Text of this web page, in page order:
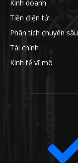
Kinh doanh
Tiền điện tử
Phân tích chuyên sâu
Tài chính
Kinh tế vĩ mô